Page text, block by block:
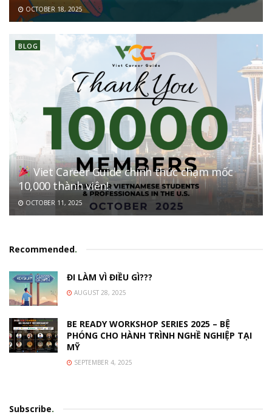
OCTOBER 18, 2025
BLOG
Viet Career Guide chính thức chạm mốc
10,000 thành viên!
OCTOBER 11, 2025
Recommended.
ĐI LÀM VÌ ĐIỀU GÌ???
AUGUST 28, 2025
BE READY WORKSHOP SERIES 2025 – BỆ
PHÓNG CHO HÀNH TRÌNH NGHỀ NGHIỆP TẠI
MỸ
SEPTEMBER 4, 2025
Subscribe.